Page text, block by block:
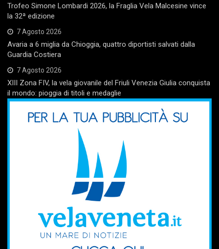
Trofeo Simone Lombardi 2026, la Fraglia Vela Malcesine vince
la 32ª edizione
7 Agosto 2026
Avaria a 6 miglia da Chioggia, quattro diportisti salvati dalla
Guardia Costiera
7 Agosto 2026
XIII Zona FIV, la vela giovanile del Friuli Venezia Giulia conquista
il mondo: pioggia di titoli e medaglie